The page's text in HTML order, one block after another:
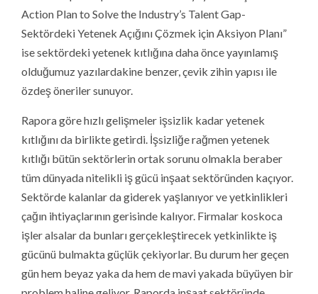
Action Plan to Solve the Industry’s Talent Gap-
Sektördeki Yetenek Açığını Çözmek için Aksiyon Planı”
ise sektördeki yetenek kıtlığına daha önce yayınlamış
olduğumuz yazılardakine benzer, çevik zihin yapısı ile
özdeş öneriler sunuyor.
Rapora göre hızlı gelişmeler işsizlik kadar yetenek
kıtlığını da birlikte getirdi. İşsizliğe rağmen yetenek
kıtlığı bütün sektörlerin ortak sorunu olmakla beraber
tüm dünyada nitelikli iş gücü inşaat sektöründen kaçıyor.
Sektörde kalanlar da giderek yaşlanıyor ve yetkinlikleri
çağın ihtiyaçlarının gerisinde kalıyor. Firmalar koskoca
işler alsalar da bunları gerçekleştirecek yetkinlikte iş
gücünü bulmakta güçlük çekiyorlar. Bu durum her geçen
gün hem beyaz yaka da hem de mavi yakada büyüyen bir